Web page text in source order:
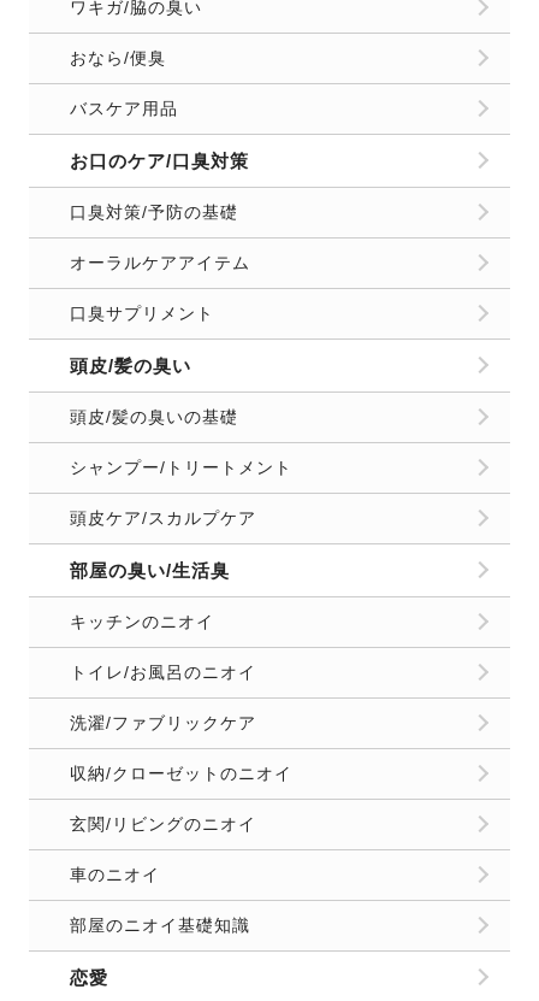
ワキガ/脇の臭い
おなら/便臭
バスケア用品
お口のケア/口臭対策
口臭対策/予防の基礎
オーラルケアアイテム
口臭サプリメント
頭皮/髪の臭い
頭皮/髪の臭いの基礎
シャンプー/トリートメント
頭皮ケア/スカルプケア
部屋の臭い/生活臭
キッチンのニオイ
トイレ/お風呂のニオイ
洗濯/ファブリックケア
収納/クローゼットのニオイ
玄関/リビングのニオイ
車のニオイ
部屋のニオイ基礎知識
恋愛